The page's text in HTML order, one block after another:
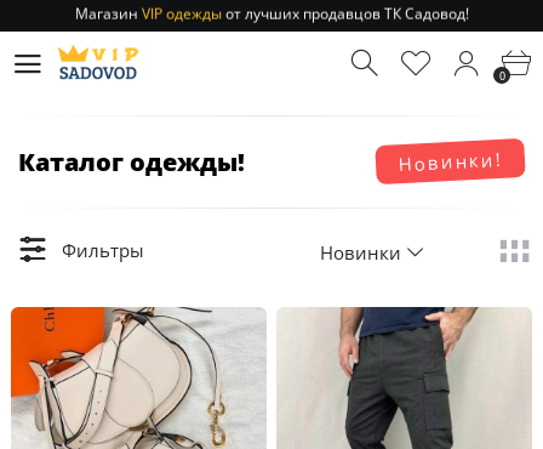
Отправление заказа 1-3 дняпо РФ и МСК!
Магазин
от лучших продавцов ТК Садовод!
0
Новинки!
Каталог одежды!
Фильтры Новинки